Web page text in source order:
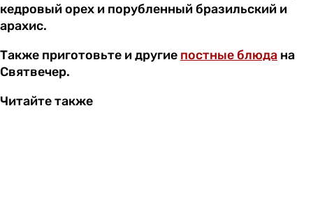
кедровый орех и порубленный бразильский и
арахис.
Также приготовьте и другие постные блюда на
Святвечер.
Читайте также